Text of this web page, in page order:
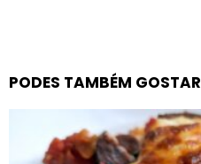
PODES TAMBÉM GOSTAR